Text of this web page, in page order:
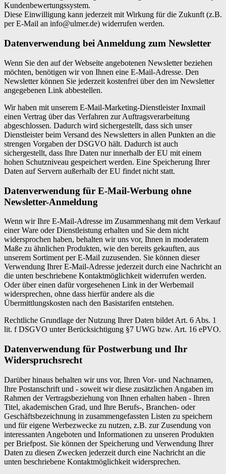
Kundenbewertungssystem.
Diese Einwilligung kann jederzeit mit Wirkung für die Zukunft (z.B.
per E-Mail an info@ulmer.de) widerrufen werden.
Datenverwendung bei Anmeldung zum Newsletter
Wenn Sie den auf der Webseite angebotenen Newsletter beziehen
möchten, benötigen wir von Ihnen eine E-Mail-Adresse. Den
Newsletter können Sie jederzeit kostenfrei über den im Newsletter
angegebenen Link abbestellen.
Wir haben mit unserem E-Mail-Marketing-Dienstleister Inxmail
einen Vertrag über das Verfahren zur Auftragsverarbeitung
abgeschlossen. Dadurch wird sichergestellt, dass sich unser
Dienstleister beim Versand des Newsletters in allen Punkten an die
strengen Vorgaben der DSGVO hält. Dadurch ist auch
sichergestellt, dass Ihre Daten nur innerhalb der EU mit einem
hohen Schutzniveau gespeichert werden. Eine Speicherung Ihrer
Daten auf Servern außerhalb der EU findet nicht statt.
Datenverwendung für E-Mail-Werbung ohne
Newsletter-Anmeldung
Wenn wir Ihre E-Mail-Adresse im Zusammenhang mit dem Verkauf
einer Ware oder Dienstleistung erhalten und Sie dem nicht
widersprochen haben, behalten wir uns vor, Ihnen in moderatem
Maße zu ähnlichen Produkten, wie den bereits gekauften, aus
unserem Sortiment per E-Mail zuzusenden. Sie können dieser
Verwendung Ihrer E-Mail-Adresse jederzeit durch eine Nachricht an
die unten beschriebene Kontaktmöglichkeit widerrufen werden.
Oder über einen dafür vorgesehenen Link in der Werbemail
widersprechen, ohne dass hierfür andere als die
Übermittlungskosten nach den Basistarifen entstehen.
Rechtliche Grundlage der Nutzung Ihrer Daten bildet Art. 6 Abs. 1
lit. f DSGVO unter Berücksichtigung §7 UWG bzw. Art. 16 ePVO.
Datenverwendung für Postwerbung und Ihr
Widerspruchsrecht
Darüber hinaus behalten wir uns vor, Ihren Vor- und Nachnamen,
Ihre Postanschrift und - soweit wir diese zusätzlichen Angaben im
Rahmen der Vertragsbeziehung von Ihnen erhalten haben - Ihren
Titel, akademischen Grad, und Ihre Berufs-, Branchen- oder
Geschäftsbezeichnung in zusammengefassten Listen zu speichern
und für eigene Werbezwecke zu nutzen, z.B. zur Zusendung von
interessanten Angeboten und Informationen zu unseren Produkten
per Briefpost. Sie können der Speicherung und Verwendung Ihrer
Daten zu diesen Zwecken jederzeit durch eine Nachricht an die
unten beschriebene Kontaktmöglichkeit widersprechen.